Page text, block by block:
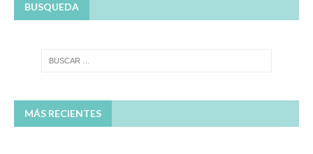
BUSQUEDA
MÁS RECIENTES